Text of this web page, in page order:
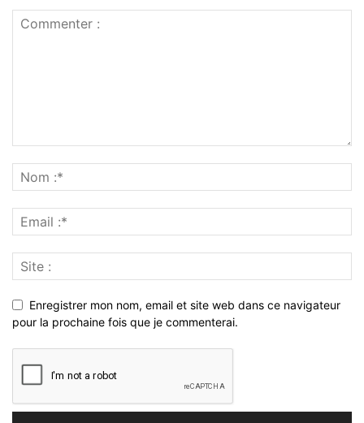
Enregistrer mon nom, email et site web dans ce navigateur
pour la prochaine fois que je commenterai.